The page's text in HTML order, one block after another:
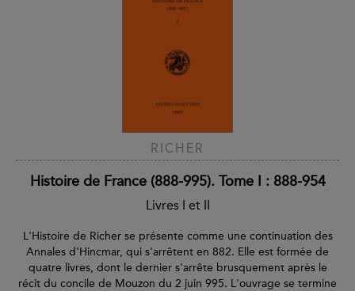
RICHER
Histoire de France (888-995). Tome I : 888-954
Livres I et II
L'Histoire de Richer se présente comme une continuation des
Annales d'Hincmar, qui s'arrêtent en 882. Elle est formée de
quatre livres, dont le dernier s'arrête brusquement après le
récit du concile de Mouzon du 2 juin 995. L'ouvrage se termine